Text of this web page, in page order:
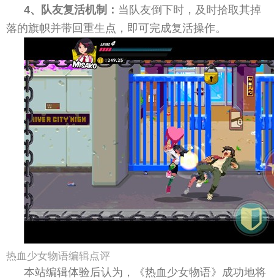
4、队友复活机制： 当队友倒下时，及时拾取其掉
落的旗帜并带回重生点，即可完成复活操作。
热血少女物语编辑点评
本站编辑体验后认为，《热血少女物语》成功地将